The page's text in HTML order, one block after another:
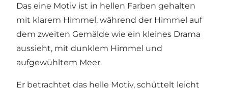
Das eine Motiv ist in hellen Farben gehalten
mit klarem Himmel, während der Himmel auf
dem zweiten Gemälde wie ein kleines Drama
aussieht, mit dunklem Himmel und
aufgewühltem Meer.
Er betrachtet das helle Motiv, schüttelt leicht